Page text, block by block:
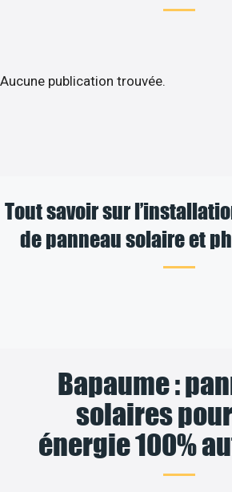
Aucune publication trouvée.
Tout savoir sur
de panneau solaire et
Bapaume :
solaires
énergie 100%